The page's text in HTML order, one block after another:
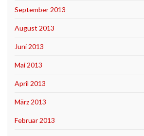
September 2013
August 2013
Juni 2013
Mai 2013
April 2013
März 2013
Februar 2013